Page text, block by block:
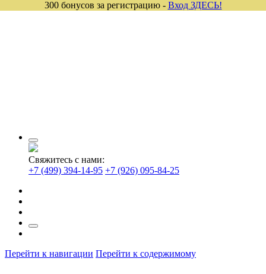
Свяжитесь с нами:
+7 (499) 394-14-95 +7 (926) 095-84-25
Перейти к навигации Перейти к содержимому
300 бонусов за регистрацию - Вход ЗДЕСЬ!